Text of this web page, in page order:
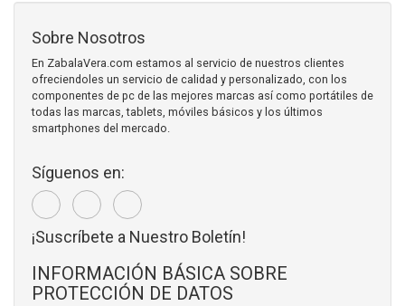
Sobre Nosotros
En ZabalaVera.com estamos al servicio de nuestros clientes
ofreciendoles un servicio de calidad y personalizado, con los
componentes de pc de las mejores marcas así como portátiles de
todas las marcas, tablets, móviles básicos y los últimos
smartphones del mercado.
Síguenos en:
¡Suscríbete a Nuestro Boletín!
INFORMACIÓN BÁSICA SOBRE
PROTECCIÓN DE DATOS